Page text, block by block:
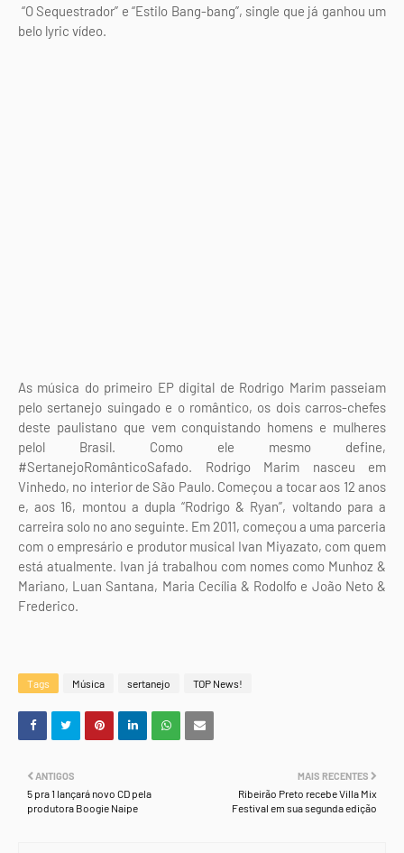
“O Sequestrador” e “Estilo Bang-bang”, single que já ganhou um
belo lyric vídeo.
As música do primeiro EP digital de Rodrigo Marim passeiam
pelo sertanejo suingado e o romântico, os dois carros-chefes
deste paulistano que vem conquistando homens e mulheres
pelol Brasil. Como ele mesmo define,
#SertanejoRomânticoSafado. Rodrigo Marim nasceu em
Vinhedo, no interior de São Paulo. Começou a tocar aos 12 anos
e, aos 16, montou a dupla “Rodrigo & Ryan”, voltando para a
carreira solo no ano seguinte. Em 2011, começou a uma parceria
com o empresário e produtor musical Ivan Miyazato, com quem
está atualmente. Ivan já trabalhou com nomes como Munhoz &
Mariano, Luan Santana, Maria Cecília & Rodolfo e João Neto &
Frederico.
Tags Música sertanejo TOP News!
MAIS RECENTES
Ribeirão Preto recebe Villa Mix
Festival em sua segunda edição
ANTIGOS
5 pra 1 lançará novo CD pela
produtora Boogie Naipe